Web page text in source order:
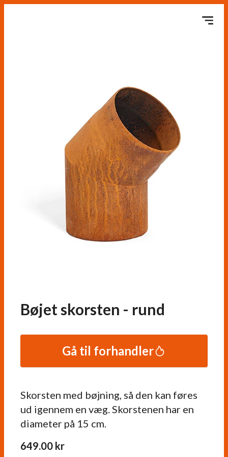
Bøjet skorsten - rund
Skorsten med bøjning, så den kan føres
ud igennem en væg. Skorstenen har en
diameter på 15 cm.
649.00 kr
Gå til forhandler